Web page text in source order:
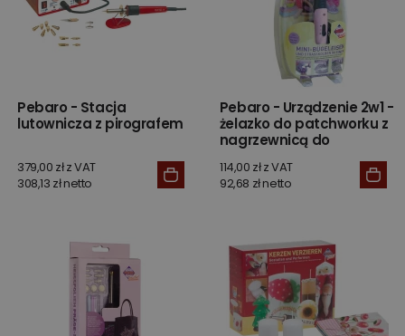
Pebaro - Stacja
lutownicza z pirografem
379,00 zł z VAT
308,13 zł netto
Pebaro - Urządzenie 2w1 -
żelazko do patchworku z
nagrzewnicą do
114,00 zł z VAT
92,68 zł netto